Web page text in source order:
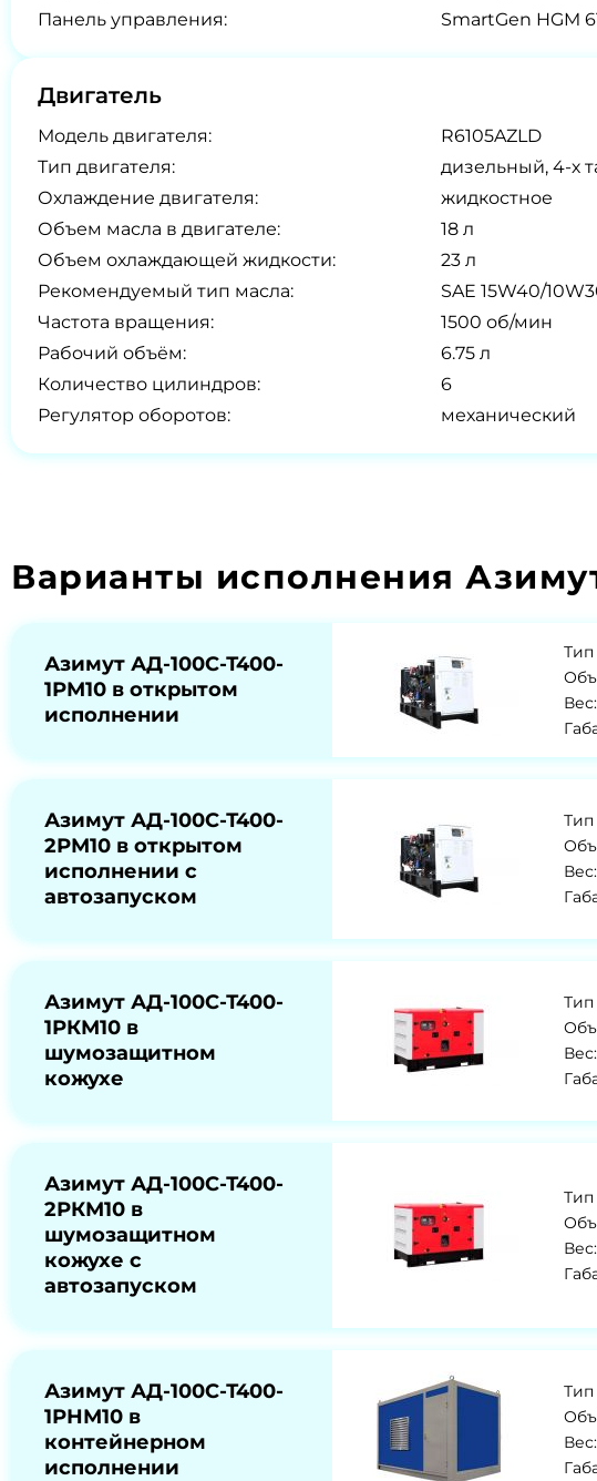
Панель управления:
SmartGen HGM
Двигатель
Модель двигателя:
R6105AZLD
Тип двигателя:
дизельный, 4-х
Охлаждение двигателя:
жидкостное
Объем масла в двигателе:
18 л
Объем охлаждающей жидкости:
23 л
Рекомендуемый тип масла:
SAE 15W40/
Частота вращения:
1500 об/мин
Рабочий объём:
6.75 л
Количество цилиндров:
6
Регулятор оборотов:
механический
Варианты исполнения
Азимут АД-100С-Т400-
1РМ10 в открытом
исполнении
Тип
Азимут АД-100С-Т400-
2РМ10 в открытом
исполнении с
автозапуском
Тип
Азимут АД-100С-Т400-
1РКМ10 в
шумозащитном
кожухе
Тип
Азимут АД-100С-Т400-
2РКМ10 в
шумозащитном
кожухе с
автозапуском
Тип
Азимут АД-100С-Т400-
1РНМ10 в
контейнерном
исполнении
Тип